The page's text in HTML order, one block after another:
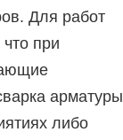
Для работ
при
арматуры
либо